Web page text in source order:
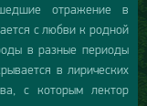
отражение в
с любви к родной
в разные периоды
в лирических
с которым лектор